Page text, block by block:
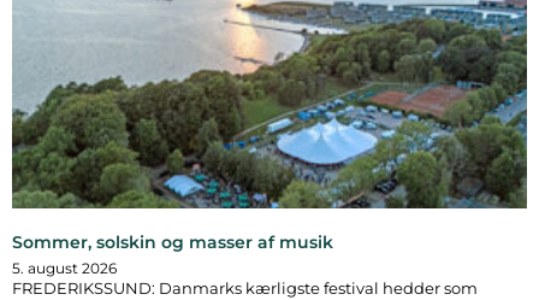
Sommer, solskin og masser af musik
5. august 2026
FREDERIKSSUND: Danmarks kærligste festival hedder som